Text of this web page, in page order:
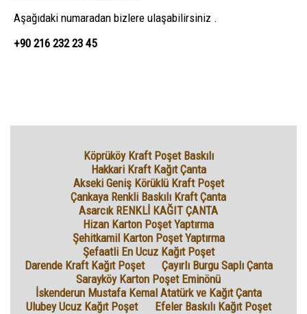
Aşağıdaki numaradan bizlere ulaşabilirsiniz .
+90 216 232 23 45
Köprüköy Kraft Poşet Baskılı
Hakkari Kraft Kağıt Çanta
Akseki Geniş Körüklü Kraft Poşet
Çankaya Renkli Baskılı Kraft Çanta
Asarcık RENKLİ KAĞIT ÇANTA
Hizan Karton Poşet Yaptırma
Şehitkamil Karton Poşet Yaptırma
Şefaatli En Ucuz Kağıt Poşet
Darende Kraft Kağıt Poşet
Çayırlı Burgu Saplı Çanta
Sarayköy Karton Poşet Eminönü
İskenderun Mustafa Kemal Atatürk ve Kağıt Çanta
Ulubey Ucuz Kağıt Poşet
Efeler Baskılı Kağıt Poşet